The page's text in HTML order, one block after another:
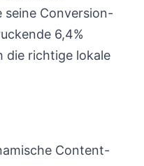
Conversion-
6,4%
die richtige lokale
Content-